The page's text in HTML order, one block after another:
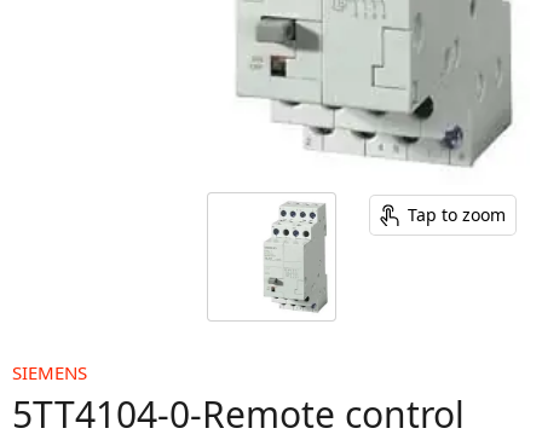
Tap to zoom
SIEMENS
5TT4104-0-Remote control